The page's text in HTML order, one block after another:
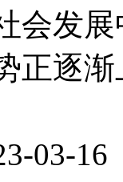
会发
正逐
03-